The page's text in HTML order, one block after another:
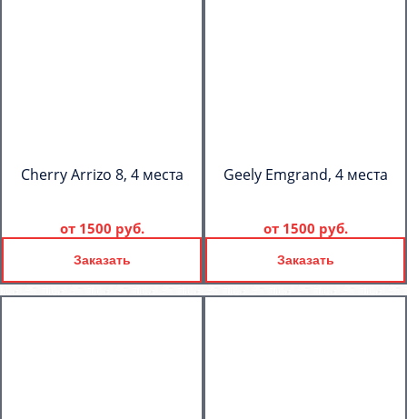
Cherry Arrizo 8, 4 места
от 1500 руб.
Заказать
Geely Emgrand, 4 места
от 1500 руб.
Заказать